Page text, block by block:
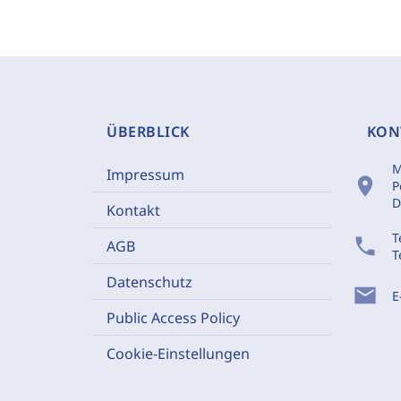
ÜBERBLICK
Impressum
Kontakt
AGB
Datenschutz
Public Access Policy
Cookie-Einstellungen
location_on
phone
mail